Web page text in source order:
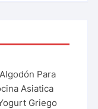
Para
Asiatica
Griego